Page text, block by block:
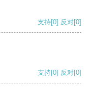
支持[0] 反对[0]
支持[0] 反对[0]